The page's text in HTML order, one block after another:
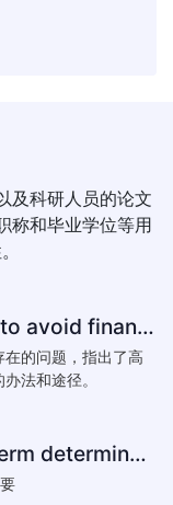
及科研人员的论文
称和毕业学位等用
高校如何规避财务管理风险How to avoid financial risk management colleges
的问题，指出了高
法和途径。
What are the short and long-term determinants of exchange ra